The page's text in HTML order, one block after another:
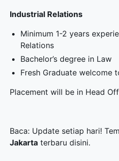
Industrial Relations
Minimum 1-2 years
Relations
Bachelor’s degree in Law
Fresh Graduate welcome
Placement will be in Head
Baca: Update setiap hari!
Jakarta terbaru disini.